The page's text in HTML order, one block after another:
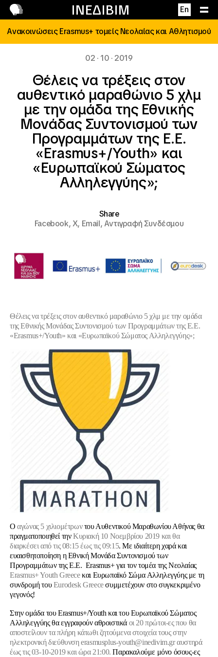
ΙΝΕΔΙΒΙΜ En
Επικοινωνία
Ανακοινώσεις Erasmus+ τομείς Νεολαίας και Αθλητισμού
02 · 10 · 2019
Θέλεις να τρέξεις στον
αυθεντικό μαραθώνιο 5 χλμ
με την ομάδα της Εθνικής
Μονάδας Συντονισμού των
Προγραμμάτων της Ε.Ε.
«Erasmus+/Youth» και
«Eυρωπαϊκού Σώματος
Αλληλεγγύης»;
Share
Facebook,X, Email,Αντιγραφή Συνδέσμου
Θέλεις να τρέξεις στον αυθεντικό μαραθώνιο 5 χλμ με την ομάδα
της Εθνικής Μονάδας Συντονισμού των Προγραμμάτων της Ε.Ε.
«Erasmus+/Youth» και «Eυρωπαϊκού Σώματος Αλληλεγγύης»;
Οαγώνας 5 χιλιομέτρωντου Αυθεντικού Μαραθωνίου Αθήνας θα
πραγματοποιηθεί τηνΚυριακή 10 Νοεμβρίου 2019 και θα
διαρκέσει από τις 08:15 έως τις 09:15. Με ιδιαίτερη χαρά και
ευαισθητοποίηση η Εθνική Μονάδα Συντονισμού των
Προγραμμάτων της Ε.Ε. Erasmus+ για τον τομέα της Νεολαίας
Erasmus+ Youth Greeceκαι Ευρωπαϊκό Σώμα Αλληλεγγύης με τη
συνδρομή τουEurodesk Greeceσυμμετέχουν στο συγκεκριμένο
γεγονός!
Στην ομάδα του Erasmus+/Youth και του Eυρωπαϊκού Σώματος
Αλληλεγγύης θα εγγραφούν αθροιστικά οι 20 πρώτοι-ες που θα
αποστείλουν τα πλήρη κάτωθι ζητούμενα στοιχεία τους στην
ηλεκτρονική διεύθυνσηerasmusplus-youth@inedivim.grαυστηρά
έως τις 03-10-2019 και ώρα 21:00. Παρακαλούμε μόνο όσους-ες